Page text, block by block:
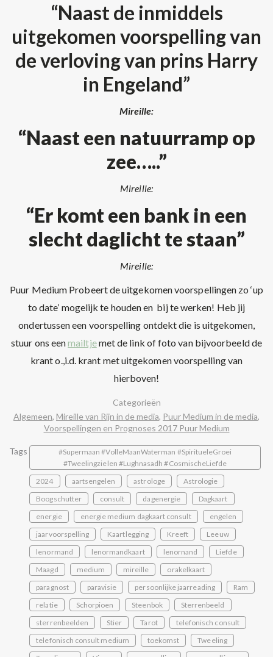
“Naast de inmiddels
uitgekomen voorspelling van
de verloving van prins Harry
in Engeland”
Mireille:
“Naast een natuurramp op
zee…..”
Mireille:
“Er komt een bank in een
slecht daglicht te staan”
Mireille:
Puur Medium Probeert de uitgekomen voorspellingen zo ‘up
to date’ mogelijk te houden en bij te werken! Heb jij
ondertussen een voorspelling ontdekt die is uitgekomen,
stuur ons eenmailtjemet de link of foto van bijvoorbeeld de
krant o.,i.d. krant met uitgekomen voorspelling van
hierboven!
Categorieën
Algemeen, Mireille van Rijn in de media, Puur Medium in de media,
Voorspellingen en Prognoses 2017 Puur Medium
Tags
#Supermaan #VolleMaanWaterman #SpiritueleGroei
#Tweelingzielen #Lughnasadh #CosmischeLiefde
2024
aartsengelen astrologe
Astrologie
Boogschutter
consult dagenergie
Dagkaart
energie
energie medium dagkaart consult
engelen
jaarvoorspelling
Kaartlegging Kreeft
Leeuw
lenormand
lenormandkaart lenornand
Liefde
Maagd
medium mireille
orakelkaart
paragnost
paravisie persoonlijke jaarreading
Ram
relatie
Schorpioen Steenbok
Sterrenbeeld
sterrenbeelden
Stier Tarot
telefonisch consult
telefonisch consult medium
toekomst
Tweeling